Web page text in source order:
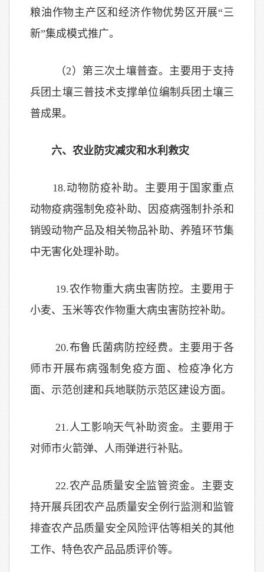
粮油作物主产区和经济作物优势区开展“三
新”集成模式推广。
（2） 第三次土壤普查。主要用于支持
兵团土壤三普技术支撑单位编制兵团土壤三
普成果。
六、农业防灾减灾和水利救灾
18.动物防疫补助。主要用于国家重点
动物疫病强制免疫补助、因疫病强制扑杀和
销毁动物产品及相关物品补助、养殖环节集
中无害化处理补助。
19.农作物重大病虫害防控。主要用于
小麦、玉米等农作物重大病虫害防控补助。
20.布鲁氏菌病防控经费。主要用于各
师市开展布病强制免疫方面、检疫净化方
面、示范创建和兵地联防示范区建设方面。
21.人工影响天气补助资金。主要用于
对师市火箭弹、人雨弹进行补贴。
22.农产品质量安全监管资金。主要支
持开展兵团农产品质量安全例行监测和监管
排查农产品质量安全风险评估等相关的其他
工作、特色农产品品质评价等。